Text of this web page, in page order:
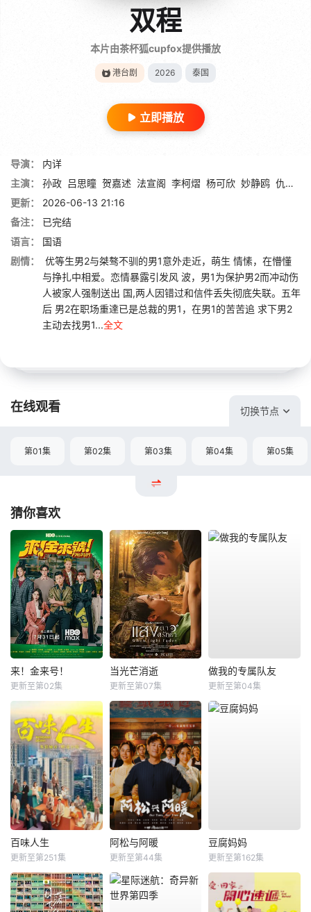
双程
本片由茶杯狐cupfox提供播放
港台剧 2026 泰国
立即播放
导演：
内详
主演：
孙政 吕思瞳 贺嘉述 法宣阁 李柯熠 杨可欣 妙静鸥 仇梓屹
更新：
2026-06-13 21:16
备注：
已完结
语言：
国语
剧情：
优等生男2与桀骜不驯的男1意外走近，萌生 情愫，在懵懂
与挣扎中相爱。恋情暴露引发风 波，男1为保护男2而冲动伤
人被家人强制送出 国,两人因错过和信件丢失彻底失联。五年
后 男2在职场重達已是总裁的男1，在男1的苦苦追 求下男2
主动去找男1...全文
在线观看 切换节点
第01集 第02集 第03集 第04集 第05集
猜你喜欢
来！金来号！
更新至第02集
当光芒消逝
更新至第07集
做我的专属队友
更新至第04集
百味人生
更新至第251集
阿松与阿暖
更新至第44集
豆腐妈妈
更新至第162集